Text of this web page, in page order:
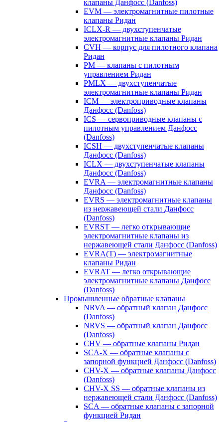
клапаны Данфосс (Danfoss)
EVM — электромагнитные пилотные
клапаны Ридан
ICLX-R — двухступенчатые
электромагнитные клапаны Ридан
CVH — корпус для пилотного клапана
Ридан
PM — клапаны с пилотным
управлением Ридан
PMLX — двухступенчатые
электромагнитные клапаны Ридан
ICM — электроприводные клапаны
Данфосс (Danfoss)
ICS — сервоприводные клапаны с
пилотным управлением Данфосс
(Danfoss)
ICSH — двухступенчатые клапаны
Данфосс (Danfoss)
ICLX — двухступенчатые клапаны
Данфосс (Danfoss)
EVRA — электромагнитные клапаны
Данфосс (Danfoss)
EVRS — электромагнитные клапаны
из нержавеющей стали Данфосс
(Danfoss)
EVRST — легко открывающие
электромагнитные клапаны из
нержавеющей стали Данфосс (Danfoss)
EVRA(T) — электромагнитные
клапаны Ридан
EVRAT — легко открывающие
электромагнитные клапаны Данфосс
(Danfoss)
Промышленные обратные клапаны
NRVA — обратный клапан Данфосс
(Danfoss)
NRVS — обратный клапан Данфосс
(Danfoss)
CHV — обратные клапаны Ридан
SCA-X — обратные клапаны с
запорной функцией Данфосс (Danfoss)
CHV-X — обратные клапаны Данфосс
(Danfoss)
CHV-X SS — обратные клапаны из
нержавеющей стали Данфосс (Danfoss)
SCA — обратные клапаны с запорной
функцией Ридан